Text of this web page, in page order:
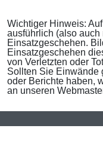
Wichtiger Hinweis:
ausführlich (also
Einsatzgeschehen.
Einsatzgeschehen
von Verletzten oder
Sollten Sie Einwände
oder Berichte haben,
an unseren